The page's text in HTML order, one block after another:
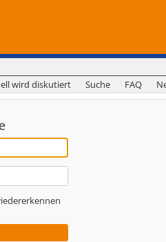
wird diskutiert Suche FAQ